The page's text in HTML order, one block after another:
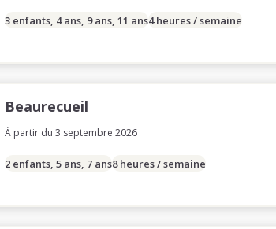
3 enfants, 4 ans, 9 ans, 11 ans4 heures / semaine
Beaurecueil
À partir du 3 septembre 2026
2 enfants, 5 ans, 7 ans8 heures / semaine